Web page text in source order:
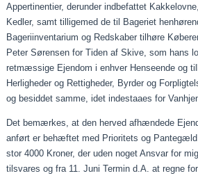
Appertinentier, derunder indbefattet
Kedler, samt tilligemed de til Bageriet
Bageriinventarium og Redskaber tilhøre
Peter Sørensen for Tiden af Skive, som hans
retmæssige Ejendom i enhver Henseende og
Herligheder og Rettigheder, Byrder og
og besiddet samme, idetindestaaes for
Det bemærkes, at den herved afhændede
anført er behæftet med Prioritets og
stor 4000 Kroner, der uden noget Ansvar for
tilsvares og fra 11. Juni Termind.A . at regne